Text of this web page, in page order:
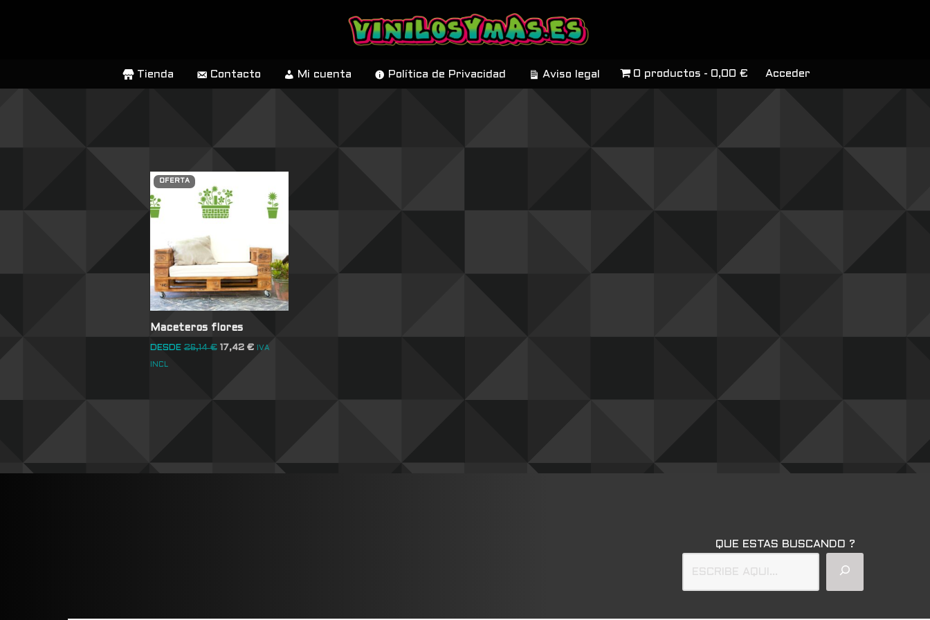
Tienda Contacto Mi cuenta Política de Privacidad Aviso legal 0 productos 0,00 € Acceder
OFERTA
Maceteros flores
DESDE 26,14€ 17,42 € IVA
INCL
QUE ESTAS BUSCANDO ?